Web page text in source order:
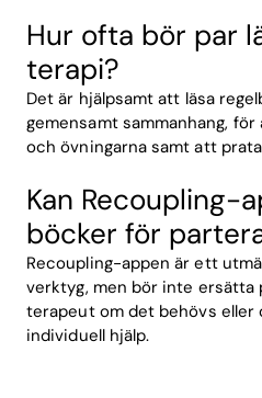
Hur ofta bör par
terapi?
Det är hjälpsamt att läsa
gemensamt sammanhang,
och övningarna samt att
Kan Recoupling-
böcker för
Recoupling-appen är ett
verktyg, men bör inte ersätta
terapeut om det behövs eller
individuell hjälp.